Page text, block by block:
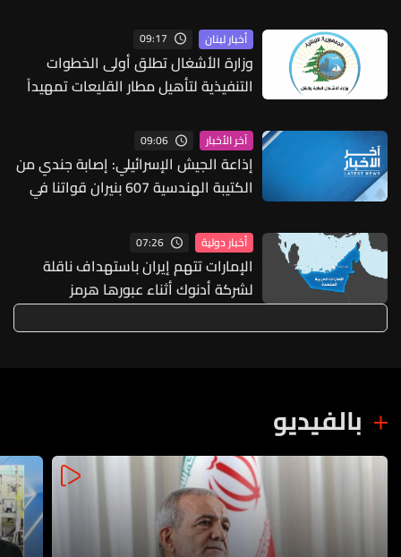
أخبار لبنان 09:17
وزارة الأشغال تطلق أولى الخطوات
التنفيذية لتأهيل مطار القليعات تمهيداً
آخر الأخبار 09:06
إذاعة الجيش الإسرائيلي: إصابة جندي من
الكتيبة الهندسية 607 بنيران قواتنا في
أخبار دولية 07:26
الإمارات تتهم إيران باستهداف ناقلة
لشركة أدنوك أثناء عبورها هرمز​
بالفيديو